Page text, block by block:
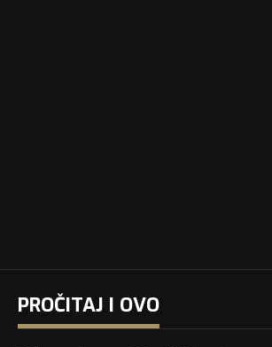
PROČITAJ I OVO